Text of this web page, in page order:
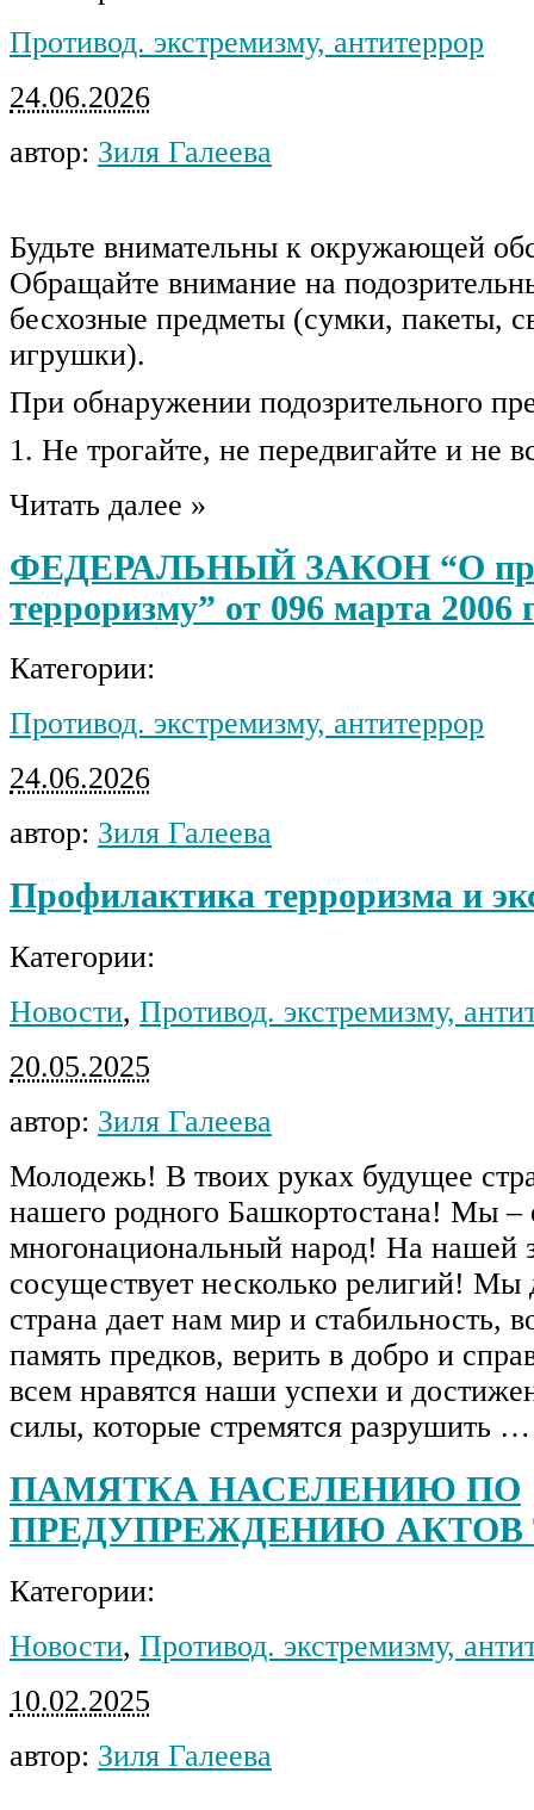
Противод. экстремизму, антитеррор
24.06.2026
автор: Зиля Галеева
Будьте внимательны к окружающей
Обращайте внимание на
бесхозные предметы (сумки, пакеты,
игрушки).
При обнаружении подозрительного
1. Не трогайте, не передвигайте и не
Читать далее »
ФЕДЕРАЛЬНЫЙ ЗАКОН “О
терроризму” от 096 марта
Категории:
Противод. экстремизму, антитеррор
24.06.2026
автор: Зиля Галеева
Профилактика терроризма и
Категории:
Новости, Противод. экстремизму,
20.05.2025
автор: Зиля Галеева
Молодежь! В твоих руках будущее
нашего родного Башкортостана! Мы –
многонациональный народ! На нашей
сосуществует несколько религий!
страна дает нам мир и стабильность,
память предков, верить в добро и
всем нравятся наши успехи и
силы, которые стремятся разрушить …
ПАМЯТКА НАСЕЛЕНИЮ ПО
ПРЕДУПРЕЖДЕНИЮ АКТОВ
Категории:
Новости, Противод. экстремизму,
10.02.2025
автор: Зиля Галеева